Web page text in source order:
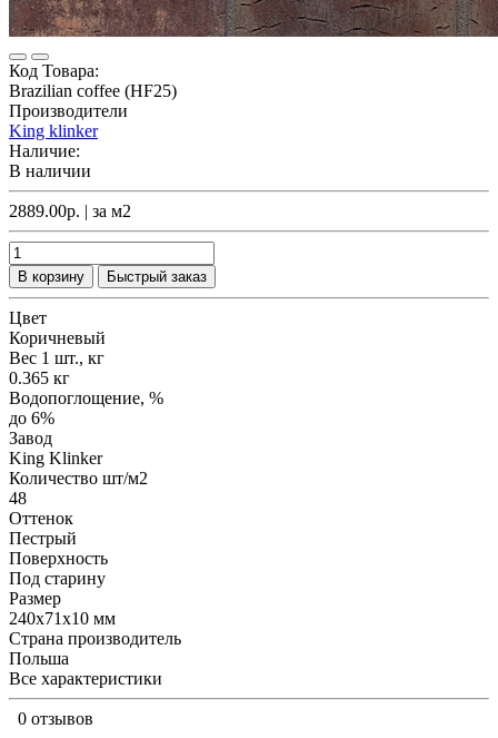
Код Товара:
Brazilian coffee (HF25)
Производители
King klinker
Наличие:
В наличии
2889.00р. | за м2
В корзину Быстрый заказ
Цвет
Коричневый
Вес 1 шт., кг
0.365 кг
Водопоглощение, %
до 6%
Завод
King Klinker
Количество шт/м2
48
Оттенок
Пестрый
Поверхность
Под старину
Размер
240x71x10 мм
Страна производитель
Польша
Все характеристики
0 отзывов